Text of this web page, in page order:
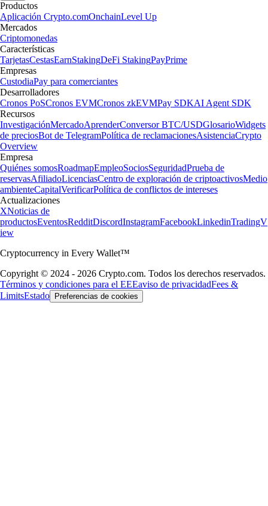
Productos
Aplicación Crypto.comOnchainLevel Up
Mercados
Criptomonedas
Características
TarjetasCestasEarnStakingDeFi StakingPayPrime
Empresas
CustodiaPay para comerciantes
Desarrolladores
Cronos PoSCronos EVMCronos zkEVMPay SDKAI Agent SDK
Recursos
InvestigaciónMercadoAprenderConversor BTC/USDGlosarioWidgets
de preciosBot de TelegramPolítica de reclamacionesAsistenciaCrypto
Overview
Empresa
Quiénes somosRoadmapEmpleoSociosSeguridadPrueba de
reservasAfiliadoLicenciasCentro de exploración de criptoactivosMedio
ambienteCapitalVerificarPolítica de conflictos de intereses
Actualizaciones
XNoticias de
productosEventosRedditDiscordInstagramFacebookLinkedinTradingV
iew
Cryptocurrency in Every Wallet™
Copyright © 2024 - 2026 Crypto.com. Todos los derechos reservados.
Términos y condiciones para el EEEaviso de privacidadFees &
LimitsEstado Preferencias de cookies